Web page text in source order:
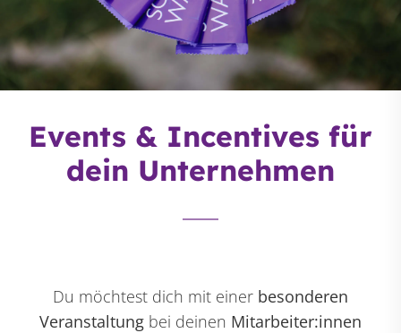
Events & Incentives für
dein Unternehmen
Du möchtest dich mit einer besonderen
Veranstaltung bei deinen Mitarbeiter:innen